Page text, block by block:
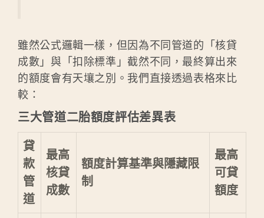
雖然公式邏輯一樣，但因為不同管道的「核貸
成數」與「扣除標準」截然不同，最終算出來
的額度會有天壤之別。我們直接透過表格來比
較：
三大管道二胎額度評估差異表
貸
款
管
道
最高
核貸
成數
額度計算基準與隱藏限
制
最高
可貸
額度